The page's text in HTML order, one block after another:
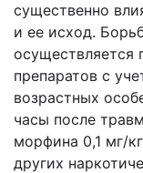
существенно
и ее исход.
осуществляется
препаратов с
возрастных
часы после
морфина 0,1 мг/
других